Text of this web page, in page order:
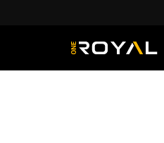
OneRoyal Home